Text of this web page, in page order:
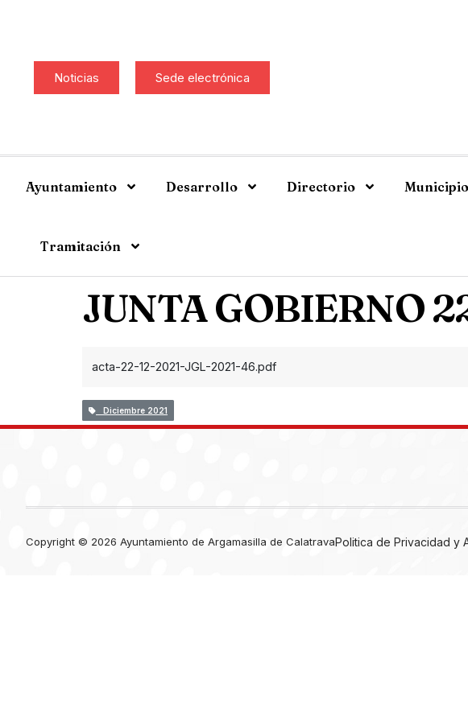
Noticias Sede electrónica
Ayuntamiento Desarrollo Directorio Municipio
Tramitación
JUNTA GOBIERNO
acta-22-12-2021-JGL-2021-46.pdf
Diciembre 2021
Copyright © 2026 Ayuntamiento de Argamasilla de CalatravaPolitica de Privacidad y